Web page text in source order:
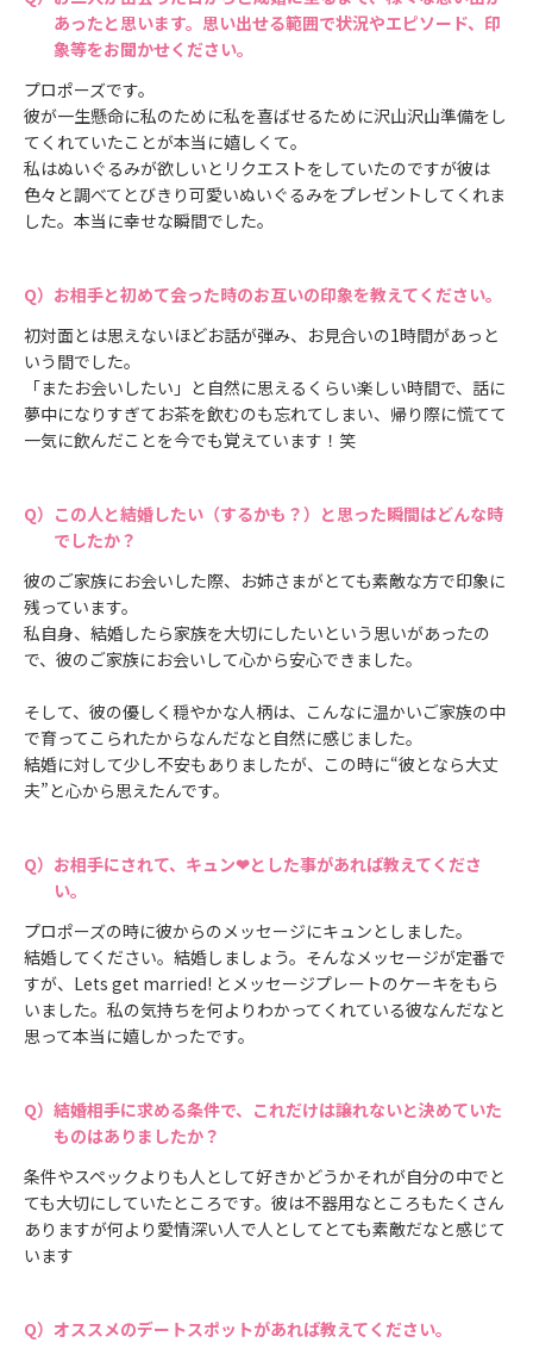
あったと思います。思い出せる範囲で状況やエピソード、印
象等をお聞かせください。
プロポーズです。
彼が一生懸命に私のために私を喜ばせるために沢山沢山準備をし
てくれていたことが本当に嬉しくて。
私はぬいぐるみが欲しいとリクエストをしていたのですが彼は
色々と調べてとびきり可愛いぬいぐるみをプレゼントしてくれま
した。本当に幸せな瞬間でした。
お相手と初めて会った時のお互いの印象を教えてください。
初対面とは思えないほどお話が弾み、お見合いの1時間があっと
いう間でした。
「またお会いしたい」と自然に思えるくらい楽しい時間で、話に
夢中になりすぎてお茶を飲むのも忘れてしまい、帰り際に慌てて
一気に飲んだことを今でも覚えています！笑
この人と結婚したい（するかも？）と思った瞬間はどんな時
でしたか？
彼のご家族にお会いした際、お姉さまがとても素敵な方で印象に
残っています。
私自身、結婚したら家族を大切にしたいという思いがあったの
で、彼のご家族にお会いして心から安心できました。
そして、彼の優しく穏やかな人柄は、こんなに温かいご家族の中
で育ってこられたからなんだなと自然に感じました。
結婚に対して少し不安もありましたが、この時に“彼となら大丈
夫”と心から思えたんです。
お相手にされて、キュン❤とした事があれば教えてくださ
い。
プロポーズの時に彼からのメッセージにキュンとしました。
結婚してください。結婚しましょう。そんなメッセージが定番で
すが、Lets get married! とメッセージプレートのケーキをもら
いました。私の気持ちを何よりわかってくれている彼なんだなと
思って本当に嬉しかったです。
結婚相手に求める条件で、これだけは譲れないと決めていた
ものはありましたか？
条件やスペックよりも人として好きかどうかそれが自分の中でと
ても大切にしていたところです。彼は不器用なところもたくさん
ありますが何より愛情深い人で人としてとても素敵だなと感じて
います
オススメのデートスポットがあれば教えてください。